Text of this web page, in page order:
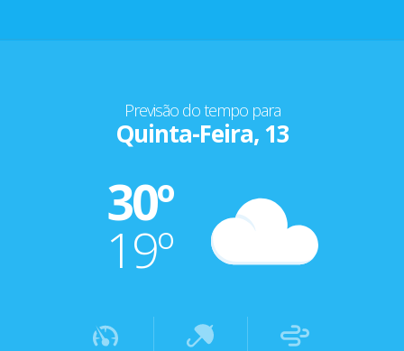
Previsão do tempo para
Quinta-Feira, 13
30º
19º